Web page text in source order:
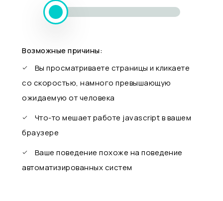
Возможные причины:
Вы просматриваете страницы и кликаете
со скоростью, намного превышающую
ожидаемую от человека
Что-то мешает работе javascript в вашем
браузере
Ваше поведение похоже на поведение
автоматизированных систем